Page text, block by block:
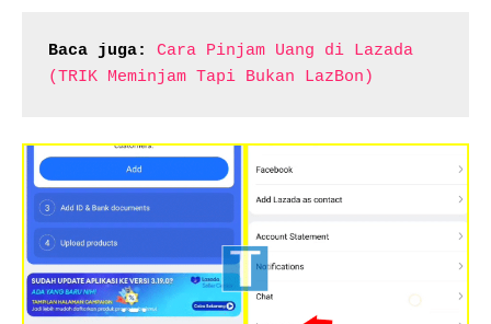
Baca juga:
Cara Pinjam Uang di Lazada
(TRIK Meminjam Tapi Bukan LazBon)